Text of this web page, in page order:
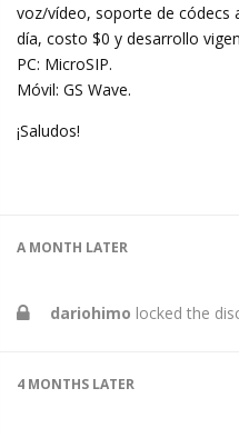
voz/vídeo, soporte de códecs
día, costo $0 y desarrollo
PC: MicroSIP.
Móvil: GS Wave.
¡Saludos!
A MONTH LATER
dariohimo locked the
4 MONTHS LATER